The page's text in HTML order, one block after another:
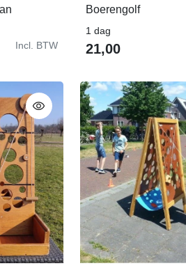
Incl. BTW
Boerengolf
1 dag
21,00